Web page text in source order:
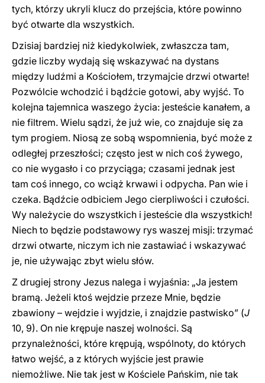
tych, którzy ukryli klucz do przejścia, które powinno
być otwarte dla wszystkich.
Dzisiaj bardziej niż kiedykolwiek, zwłaszcza tam,
gdzie liczby wydają się wskazywać na dystans
między ludźmi a Kościołem, trzymajcie drzwi otwarte!
Pozwólcie wchodzić i bądźcie gotowi, aby wyjść. To
kolejna tajemnica waszego życia: jesteście kanałem, a
nie filtrem. Wielu sądzi, że już wie, co znajduje się za
tym progiem. Niosą ze sobą wspomnienia, być może z
odległej przeszłości; często jest w nich coś żywego,
co nie wygasło i co przyciąga; czasami jednak jest
tam coś innego, co wciąż krwawi i odpycha. Pan wie i
czeka. Bądźcie odbiciem Jego cierpliwości i czułości.
Wy należycie do wszystkich i jesteście dla wszystkich!
Niech to będzie podstawowy rys waszej misji: trzymać
drzwi otwarte, niczym ich nie zastawiać i wskazywać
je, nie używając zbyt wielu słów.
Z drugiej strony Jezus nalega i wyjaśnia: „Ja jestem
bramą. Jeżeli ktoś wejdzie przeze Mnie, będzie
zbawiony – wejdzie i wyjdzie, i znajdzie pastwisko” (J
10, 9). On nie krępuje naszej wolności. Są
przynależności, które krępują, wspólnoty, do których
łatwo wejść, a z których wyjście jest prawie
niemożliwe. Nie tak jest w Kościele Pańskim, nie tak